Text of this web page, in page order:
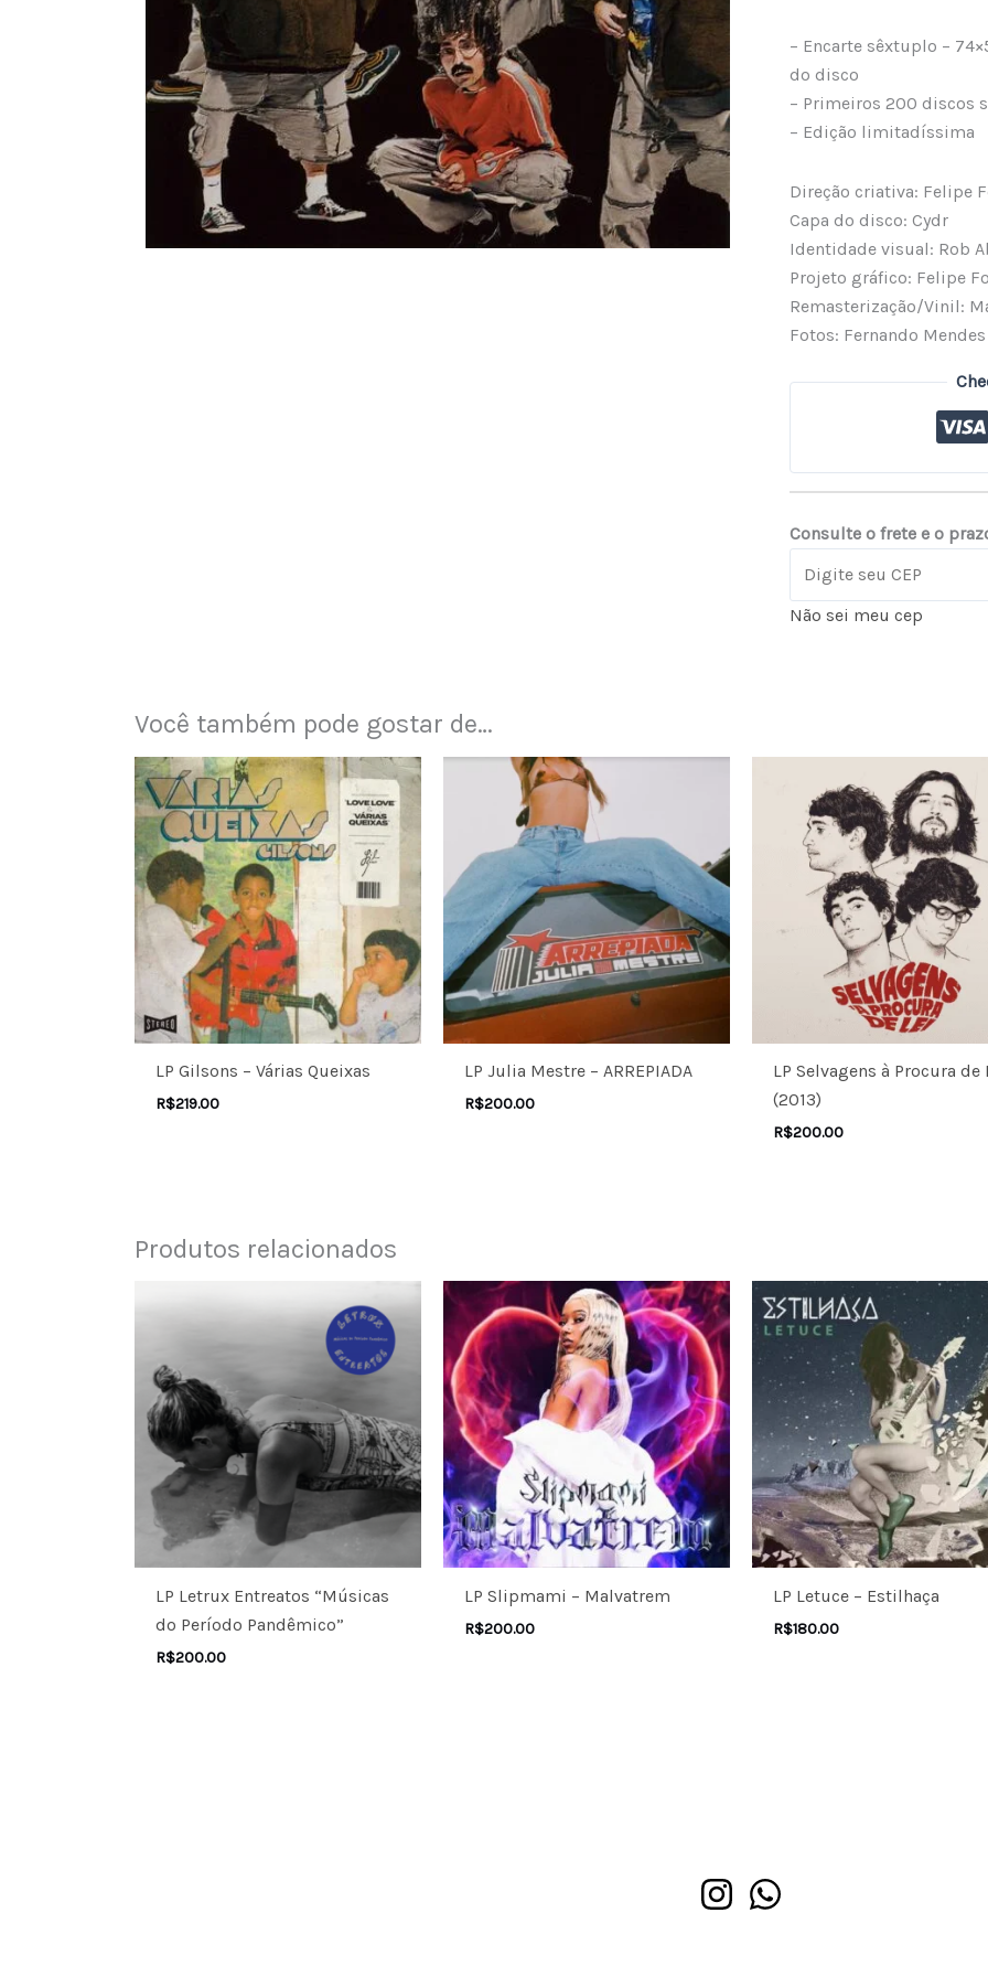
– Encarte sêxtuplo –
do disco
– Primeiros 200 discos
– Edição limitadíssima
Direção criativa: Felipe
Capa do disco: Cydr
Identidade visual: Rob
Projeto gráfico: Felipe
Remasterização/Vinil:
Fotos: Fernando Mendes
Consulte o frete e o
Não sei meu cep
Você também pode gostar de…
LP Gilsons – Várias Queixas
R$219.00
LP Julia Mestre – ARREPIADA
R$200.00
LP Selvagens à Procura de
(2013)
R$200.00
Produtos relacionados
LP Letrux Entreatos “Músicas
do Período Pandêmico”
R$200.00
LP Slipmami – Malvatrem
R$200.00
LP Letuce – Estilhaça
R$180.00